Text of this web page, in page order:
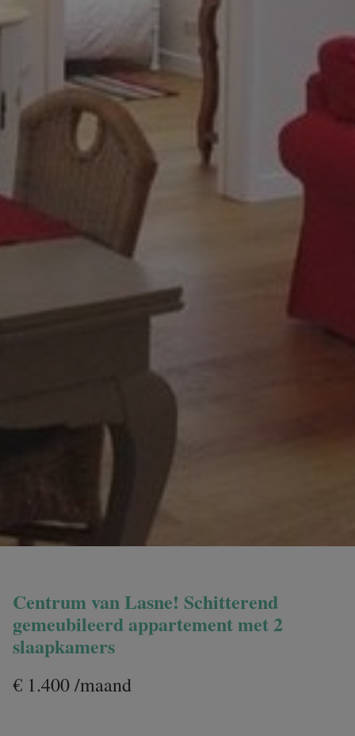
Centrum van Lasne! Schitterend
gemeubileerd appartement met 2
slaapkamers
€ 1.400 /maand